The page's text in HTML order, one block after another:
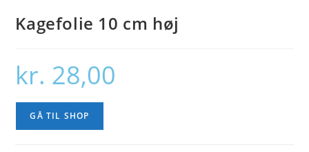
Kagefolie 10 cm høj
kr. 28,00
GÅ TIL SHOP